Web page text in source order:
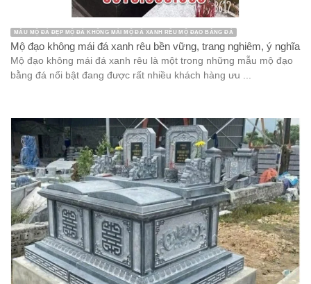
MẪU MỘ ĐÁ ĐẸP MỘ ĐÁ KHÔNG MÁI MỘ ĐÁ XANH RÊU MỘ ĐẠO BẰNG ĐÁ
Mộ đạo không mái đá xanh rêu bền vững, trang nghiêm, ý nghĩa
Mộ đạo không mái đá xanh rêu là một trong những mẫu mộ đạo
bằng đá nổi bật đang được rất nhiều khách hàng ưu ...